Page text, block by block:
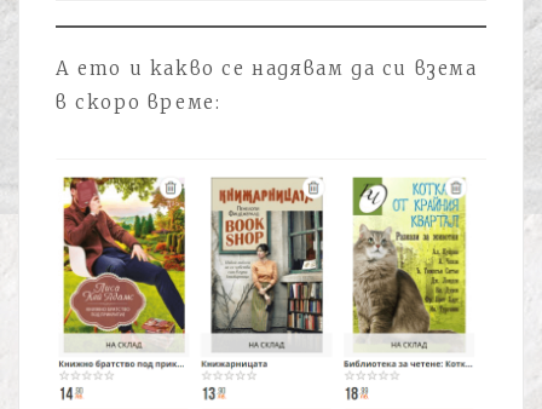
А ето и какво се надявам да си взема
в скоро време: